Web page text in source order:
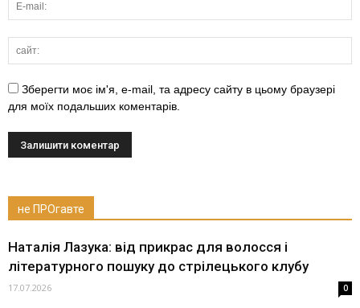
Зберегти моє ім'я, e-mail, та адресу сайту в цьому браузері
для моїх подальших коментарів.
не ПРОгавте
Наталія Лазука: від прикрас для волосся і
літературного пошуку до стрілецького клубу
17.07.2026 0